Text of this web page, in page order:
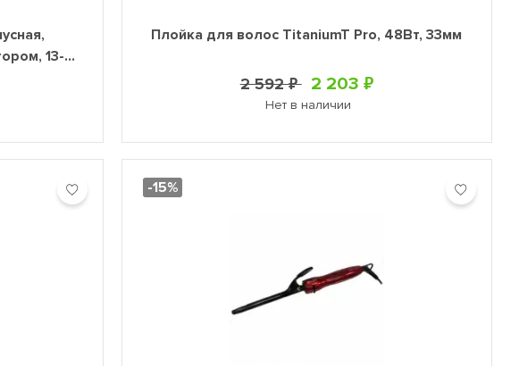
13-
Плойка для волос TitaniumT Pro, 48Вт, 33мм
2 592 ₽ 2 203 ₽
Нет в наличии
-15%